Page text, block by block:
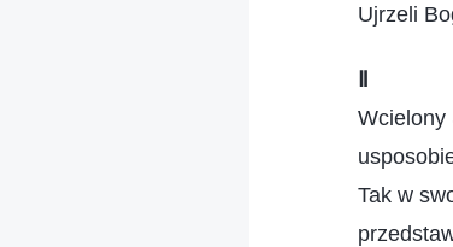
Ujrzeli
Wcielony
Tak w